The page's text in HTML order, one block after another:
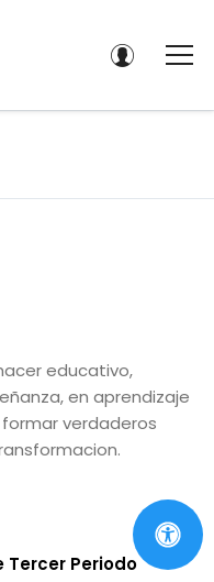
educativo,
en aprendizaje
verdaderos
Tercer Periodo